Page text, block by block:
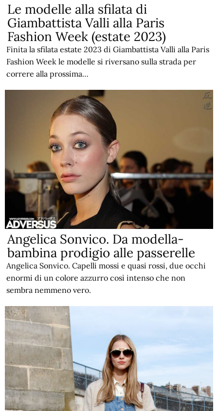
Le modelle alla sfilata di
Giambattista Valli alla Paris
Fashion Week (estate 2023)
Finita la sfilata estate 2023 di Giambattista Valli alla Paris
Fashion Week le modelle si riversano sulla strada per
correre alla prossima…
Angelica Sonvico. Da modella-
bambina prodigio alle passerelle
Angelica Sonvico. Capelli mossi e quasi rossi, due occhi
enormi di un colore azzurro così intenso che non
sembra nemmeno vero.